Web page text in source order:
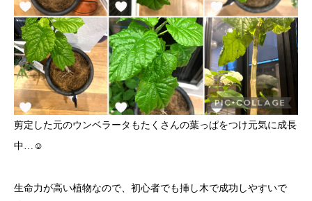
剪定した元のウンベラータもたくさんの葉っぱをつけ元気に成長
中…︎︎☺︎
生命力が高い植物なので、初心者でも挿し木で成功しやすいで